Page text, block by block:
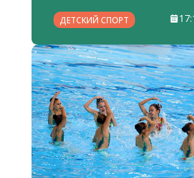
детского футбола.
ДЕТСКИЙ СПОРТ